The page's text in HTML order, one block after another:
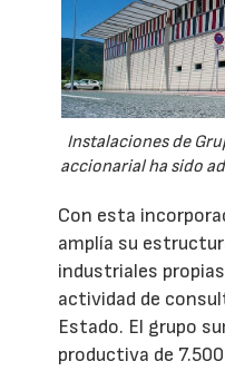
Instalaciones de
accionarial ha sido
Con esta
amplía su
industriales
actividad de
Estado. El grupo
productiva de